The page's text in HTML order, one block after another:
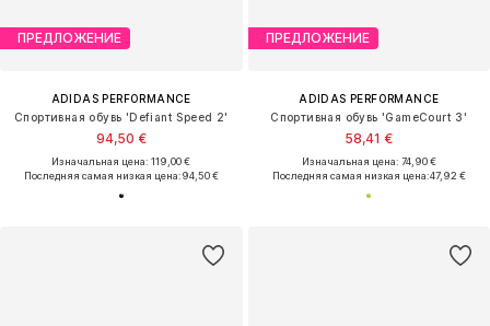
ПРЕДЛОЖЕНИЕ
ADIDAS PERFORMANCE
Спортивная обувь 'Defiant Speed 2'
94,50 €
Изначальная цена: 119,00 €
Последняя самая низкая цена:94,50 €
ПРЕДЛОЖЕНИЕ
ADIDAS PERFORMANCE
Спортивная обувь 'GameCourt 3'
58,41 €
Изначальная цена: 74,90 €
Последняя самая низкая цена:47,92 €